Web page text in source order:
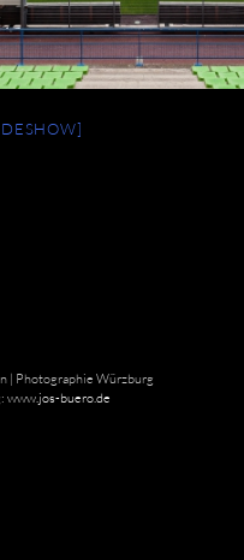
| Photographie Würzburg
www.jos-buero.de